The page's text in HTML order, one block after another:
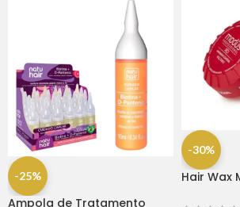
-25%
Ampola de Tratamento
-30%
Hair Wax